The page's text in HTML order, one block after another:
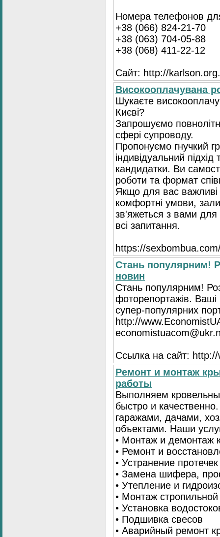
Номера телефонов
+38 (066) 824-21-70
+38 (063) 704-05-88
+38 (068) 411-22-12
Сайт: http://
Високооплачувана
Шукаєте
Києві?
Запрошуємо
сфері супроводу.
Пропонуємо гнучкий
індивідуальний
кандидатки. Ви
роботи та формат
Якщо для вас важливі
комфортні умови,
зв'яжеться з вами для
всі запитання.
https://
Стань популярним!
новин
Стань популярним!
фоторепортажів. Ваші
супер-популярних
http://
Ссылка на сайт:
Ремонт и монтаж
работы
Выполняем
быстро и
гаражами, дачами,
объектами. Наши
• Монтаж и демонтаж
• Ремонт и
• Устранение протечек
• Замена шифера,
• Утепление и
• Монтаж
• Установка
• Подшивка свесов
• Аварийный ремонт